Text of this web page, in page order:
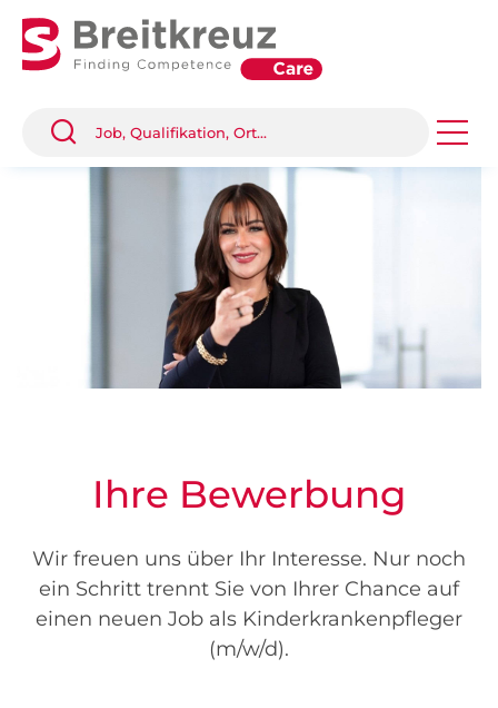
Ihre Bewerbung
Wir freuen uns über Ihr Interesse. Nur noch
ein Schritt trennt Sie von Ihrer Chance auf
einen neuen Job als Kinderkrankenpfleger
(m/w/d).